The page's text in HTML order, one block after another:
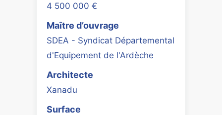
4 500 000 €
Maître d’ouvrage
SDEA - Syndicat Départemental
d'Equipement de l'Ardèche
Architecte
Xanadu
Surface